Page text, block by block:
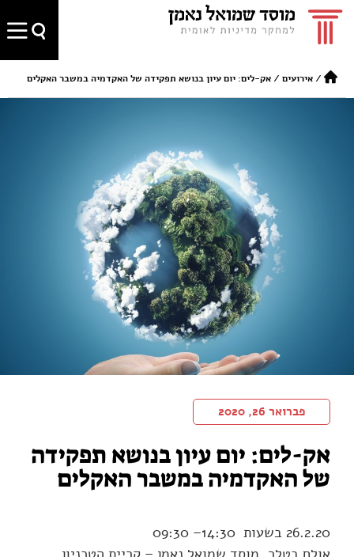
/אירועים /אק-לים: יום עיון בנושא תפקידה של האקדמיה במשבר האקלים
פברואר 26, 2020
אק-לים: יום עיון בנושא תפקידה
של האקדמיה במשבר האקלים
26.2.20 בשעות 14:30– 09:30